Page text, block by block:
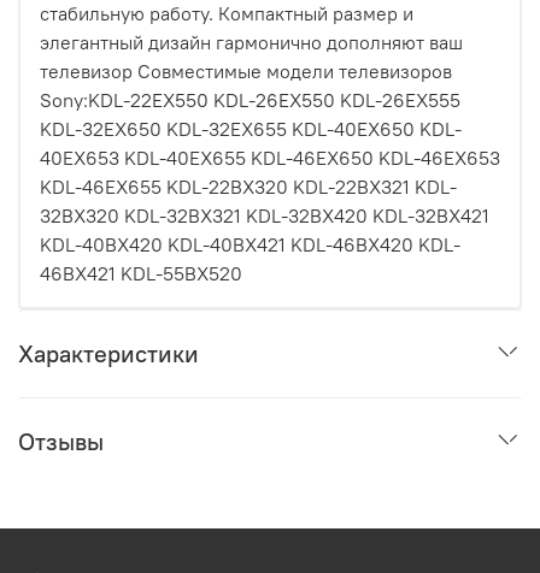
стабильную работу. Компактный размер и
элегантный дизайн гармонично дополняют ваш
телевизор Совместимые модели телевизоров
Sony:KDL-22EX550 KDL-26EX550 KDL-26EX555
KDL-32EX650 KDL-32EX655 KDL-40EX650 KDL-
40EX653 KDL-40EX655 KDL-46EX650 KDL-46EX653
KDL-46EX655 KDL-22BX320 KDL-22BX321 KDL-
32BX320 KDL-32BX321 KDL-32BX420 KDL-32BX421
KDL-40BX420 KDL-40BX421 KDL-46BX420 KDL-
46BX421 KDL-55BX520
Характеристики
Отзывы